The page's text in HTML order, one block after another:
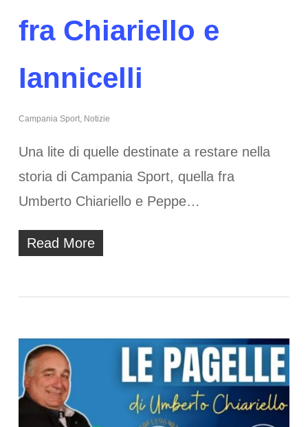
fra Chiariello e
Iannicelli
Campania Sport, Notizie
Una lite di quelle destinate a restare nella
storia di Campania Sport, quella fra
Umberto Chiariello e Peppe…
Read More